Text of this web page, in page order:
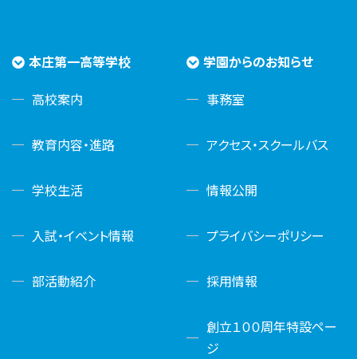
本庄第一高等学校
高校案内
教育内容・進路
学校生活
入試・イベント情報
部活動紹介
学園からのお知らせ
事務室
アクセス・スクールバス
情報公開
プライバシーポリシー
採用情報
創立１００周年特設ペー
ジ